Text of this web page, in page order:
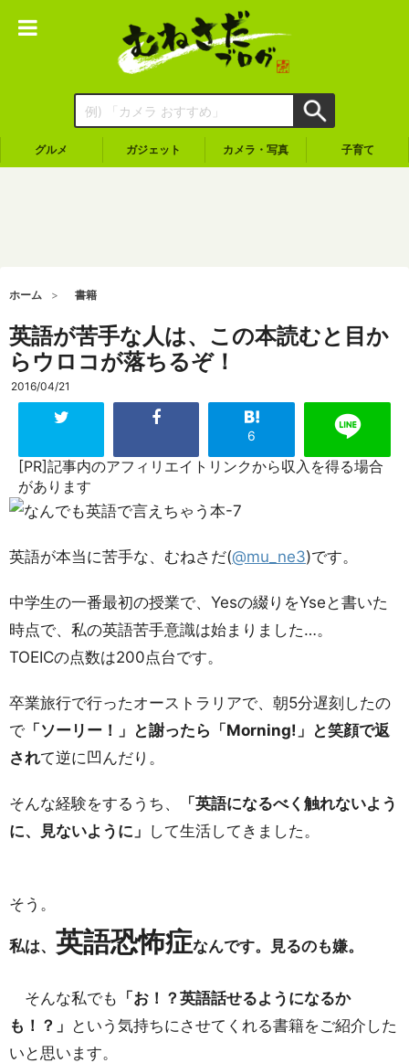
グルメ ガジェット カメラ・写真 子育て
ホーム 書籍
英語が苦手な人は、この本読むと目か
らウロコが落ちるぞ！
2016/04/21
6
[PR]記事内のアフィリエイトリンクから収入を得る場合
があります
英語が本当に苦手な、むねさだ(@mu_ne3)です。
中学生の一番最初の授業で、Yesの綴りをYseと書いた
時点で、私の英語苦手意識は始まりました…。
TOEICの点数は200点台です。
卒業旅行で行ったオーストラリアで、朝5分遅刻したの
で 「ソーリー！」と謝ったら「Morning!」と笑顔で返
されて逆に凹んだり。
そんな経験をするうち、
「英語になるべく触れないよう
に、見ないように」 して生活してきました。
そう。
私は、 英語恐怖症なんです。見るのも嫌。
そんな私でも 「お！？英語話せるようになるか
も！？」 という気持ちにさせてくれる書籍をご紹介した
いと思います。